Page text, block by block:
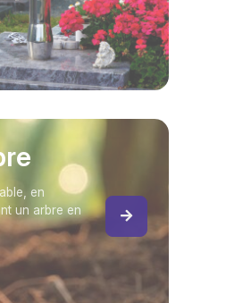
en
un arbre en